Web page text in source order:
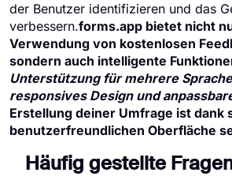
der Benutzer identifizieren und das
verbessern.forms.app bietet nicht
Verwendung von kostenlosen
sondern auch intelligente
Unterstützung für mehrere
responsives Design und
Erstellung deiner Umfrage ist dank
benutzerfreundlichen Oberfläche
Häufig gestellte